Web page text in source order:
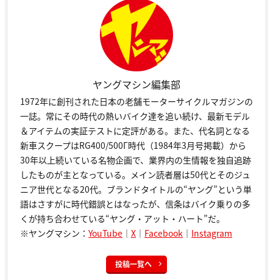
ヤングマシン編集部
1972年に創刊された日本の老舗モーターサイクルマガジンの
一誌。常にその時代の熱いバイク達を追い続け、最新モデル
＆アイテムの実証テストに定評がある。また、代名詞となる
新車スクープはRG400/500Γ時代（1984年3月号掲載）から
30年以上続いている名物企画で、業界内の生情報を独自追跡
したものが主となっている。メイン読者層は50代とそのジュ
ニア世代となる20代。ブランドタイトルの“ヤング”という単
語はさすがに時代錯誤とはなったが、信条はバイク乗りの多
くが持ち合わせている“ヤング・アット・ハート”だ。
※ヤングマシン： YouTube ｜ X ｜ Facebook ｜ Instagram
投稿一覧へ